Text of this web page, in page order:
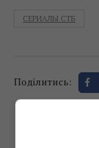
СЕРИАЛЫ СТБ
Поділитись: